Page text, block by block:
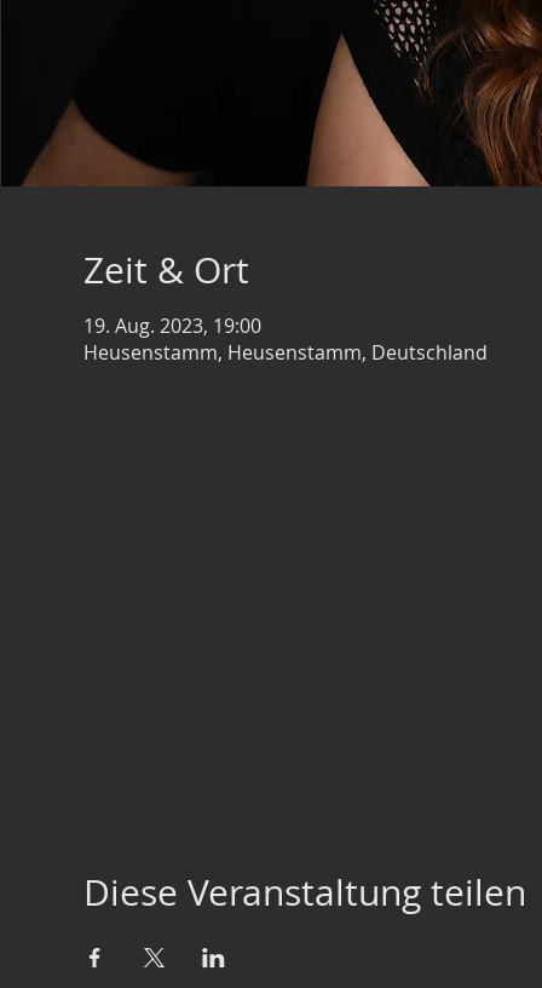
Zeit & Ort
19. Aug. 2023, 19:00
Heusenstamm, Heusenstamm, Deutschland
Diese Veranstaltung teilen